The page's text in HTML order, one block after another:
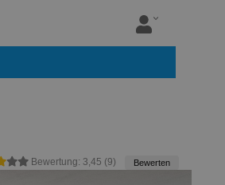
Bewertung: 3,45 (9) Bewerten